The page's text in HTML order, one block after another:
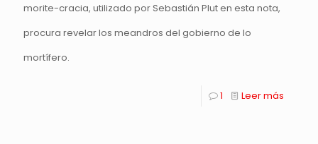
morite-cracia, utilizado por Sebastián Plut en esta nota,
procura revelar los meandros del gobierno de lo
mortífero.
1 Leer más